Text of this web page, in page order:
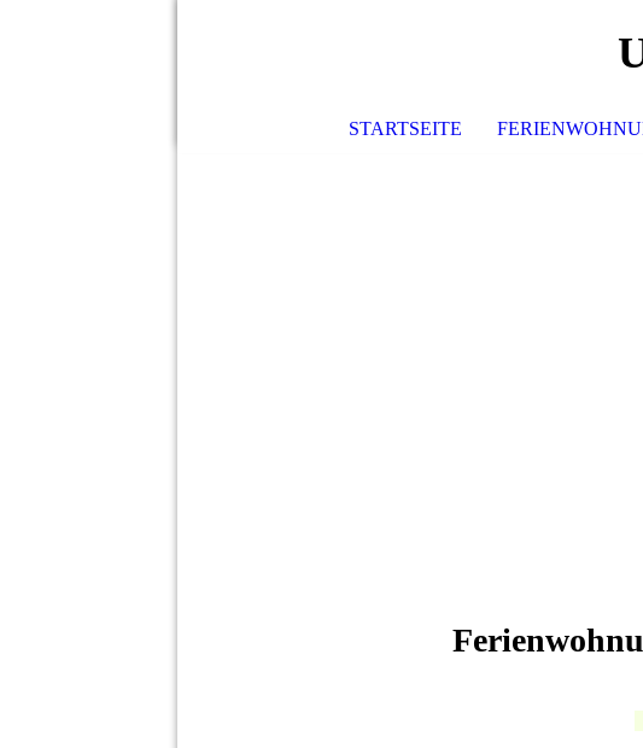
STARTSEITE